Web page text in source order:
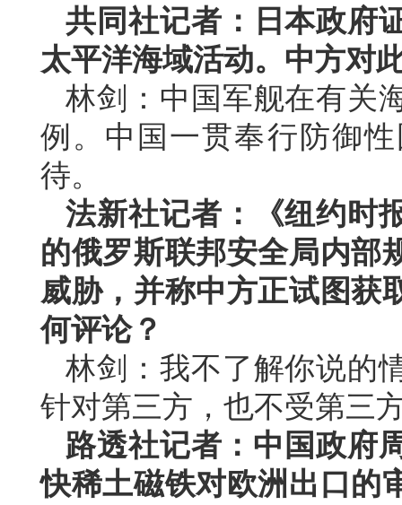
共同社记者：日本政府
太平洋海域活动。中方对
林剑：中国军舰在有关
例。中国一贯奉行防御
待。
法新社记者：《纽约时
的俄罗斯联邦安全局内部
威胁，并称中方正试图获
何评论？
林剑：我不了解你说的
针对第三方，也不受第三
路透社记者：中国政府
快稀土磁铁对欧洲出口的